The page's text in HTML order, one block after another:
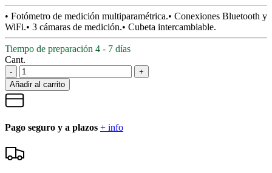
• Fotómetro de medición multiparamétrica.• Conexiones Bluetooth y
WiFi.• 3 cámaras de medición.• Cubeta intercambiable.
Tiempo de preparación 4 - 7 días
Cant.
-
+
Añadir al carrito
Pago seguro y a plazos + info